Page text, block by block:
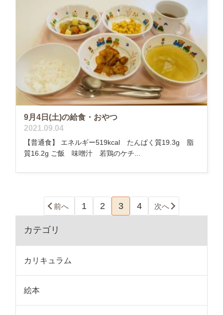
9月4日(土)の給食・おやつ
2021.09.04
【普通食】 エネルギー519kcal たんぱく質19.3g 脂
質16.2g ご飯 味噌汁 若鶏のケチ...
前へ 1 2 3 4 次へ
カテゴリ
カリキュラム
絵本